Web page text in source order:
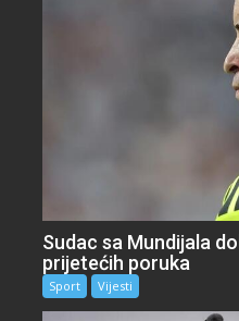
Sudac sa Mundijala
prijetećih poruka
Sport Vijesti